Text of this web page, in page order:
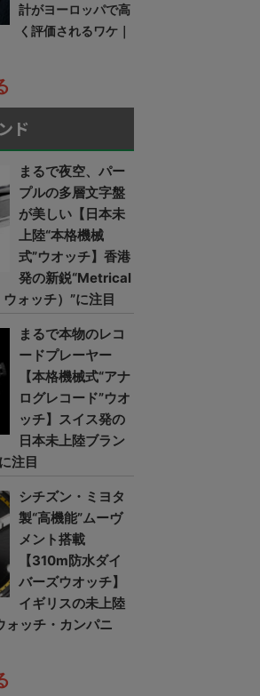
計がヨーロッパで高
く評価されるワケ｜
ド
まるで夜空、パー
プルの多層文字盤
が美しい【日本未
上陸“本格機械
式”ウオッチ】香港
発の新鋭“Metrical
ォッチ）”に注目
まるで本物のレコ
ードプレーヤー
【本格機械式“アナ
ログレコード”ウオ
ッチ】スイス発の
日本未上陸ブラン
注目
シチズン・ミヨタ
製“高機能”ムーヴ
メント搭載
【310m防水ダイ
バーズウオッチ】
イギリスの未上陸
ォッチ・カンパニ